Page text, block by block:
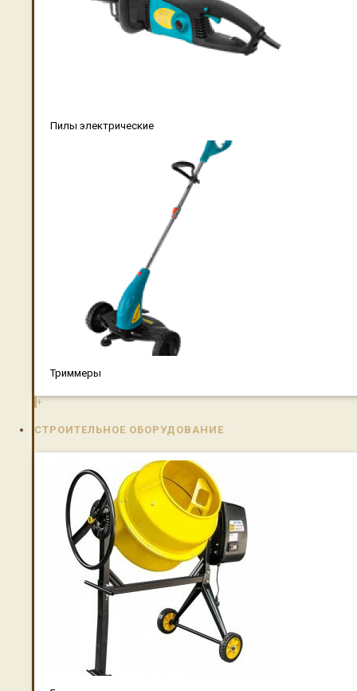
Пилы электрические
Триммеры
+
СТРОИТЕЛЬНОЕ ОБОРУДОВАНИЕ